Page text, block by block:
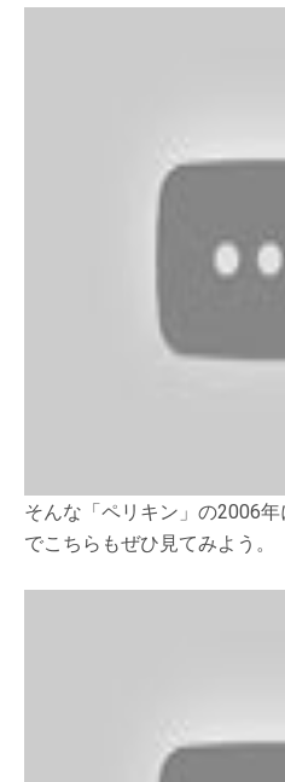
そんな「ペリキン」の2006
でこちらもぜひ見てみよう。